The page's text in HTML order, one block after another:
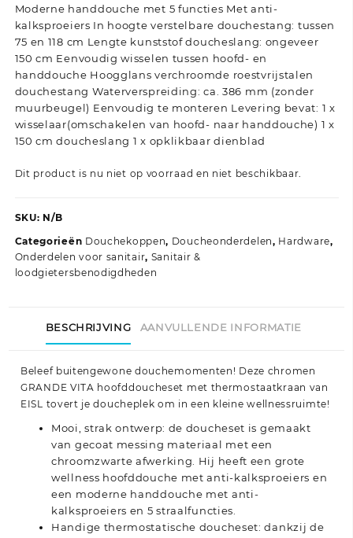
Moderne handdouche met 5 functies Met anti-
kalksproeiers In hoogte verstelbare douchestang: tussen
75 en 118 cm Lengte kunststof doucheslang: ongeveer
150 cm Eenvoudig wisselen tussen hoofd- en
handdouche Hoogglans verchroomde roestvrijstalen
douchestang Waterverspreiding: ca. 386 mm (zonder
muurbeugel) Eenvoudig te monteren Levering bevat: 1 x
wisselaar(omschakelen van hoofd- naar handdouche) 1 x
150 cm doucheslang 1 x opklikbaar dienblad
Dit product is nu niet op voorraad en niet beschikbaar.
SKU: N/B
Categorieën Douchekoppen, Doucheonderdelen, Hardware,
Onderdelen voor sanitair, Sanitair &
loodgietersbenodigdheden
BESCHRIJVING AANVULLENDE INFORMATIE
Beleef buitengewone douchemomenten! Deze chromen
GRANDE VITA hoofddoucheset met thermostaatkraan van
EISL tovert je doucheplek om in een kleine wellnessruimte!
Mooi, strak ontwerp: de doucheset is gemaakt
van gecoat messing materiaal met een
chroomzwarte afwerking. Hij heeft een grote
wellness hoofddouche met anti-kalksproeiers en
een moderne handdouche met anti-
kalksproeiers en 5 straalfuncties.
Handige thermostatische doucheset: dankzij de